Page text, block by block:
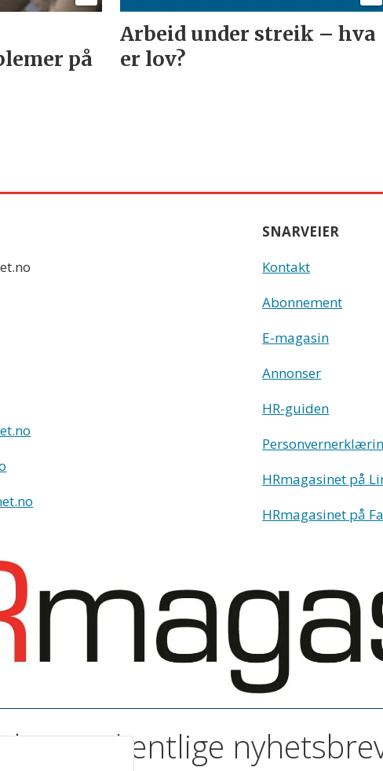
på
Arbeid under streik – hva
er lov?
SNARVEIER
Kontakt
Abonnement
E-magasin
Annonser
HR-guiden
HRmagasinet på
HRmagasinet på
ut ukentlige